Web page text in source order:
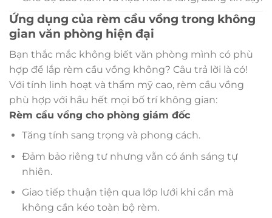
Ứng dụng của rèm cầu vồng trong không
gian văn phòng hiện đại
Bạn thắc mắc không biết văn phòng mình có phù
hợp để lắp rèm cầu vồng không? Câu trả lời là có!
Với tính linh hoạt và thẩm mỹ cao, rèm cầu vồng
phù hợp với hầu hết mọi bố trí không gian:
Rèm cầu vồng cho phòng giám đốc
Tăng tính sang trọng và phong cách.
Đảm bảo riêng tư nhưng vẫn có ánh sáng tự
nhiên.
Giao tiếp thuận tiện qua lớp lưới khi cần mà
không cần kéo toàn bộ rèm.